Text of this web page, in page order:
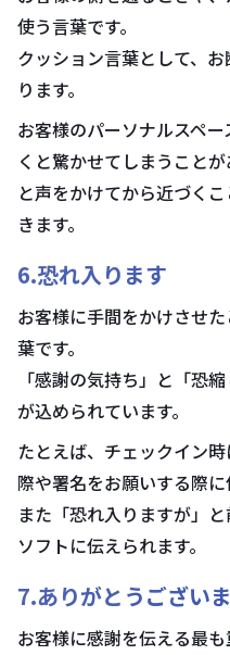
使う言葉です。
クッション言葉として、
ります。
お客様のパーソナルスペ
くと驚かせてしまうこと
と声をかけてから近づく
きます。
6.恐れ入ります
お客様に手間をかけさせ
葉です。
「感謝の気持ち」と「恐
が込められています。
たとえば、チェックイン
際や署名をお願いする際に
また「恐れ入りますが」
ソフトに伝えられます。
7.ありがとうござい
お客様に感謝を伝える最も